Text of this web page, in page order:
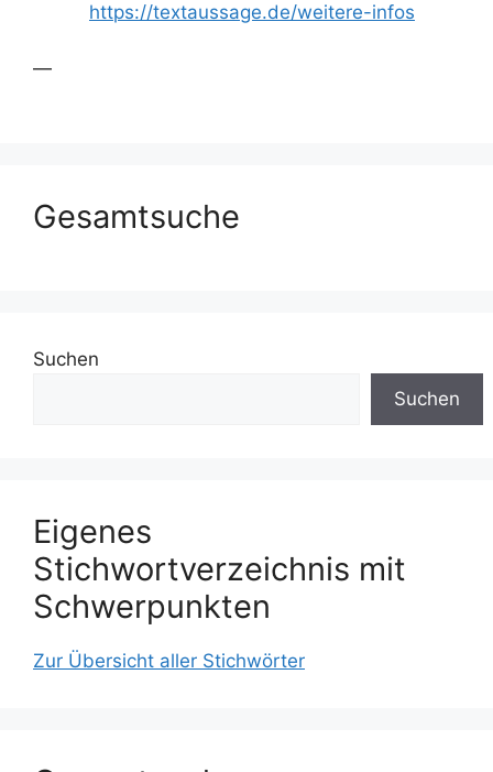
https://textaussage.de/weitere-infos
—
Gesamtsuche
Suchen
Suchen
Eigenes
Stichwortverzeichnis mit
Schwerpunkten
Zur Übersicht aller Stichwörter